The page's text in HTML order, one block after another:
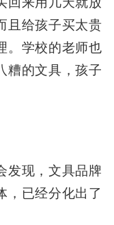
且给孩子买太贵
。学校的老师也
糟的文具，孩子
发现，文具品牌
，已经分化出了